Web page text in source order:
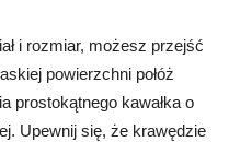
i rozmiar, możesz przejść
powierzchni połóż
prostokątnego kawałka o
Upewnij się, że krawędzie